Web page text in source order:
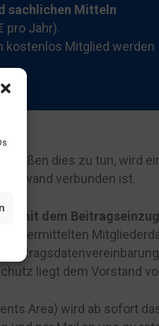
sachlichen Mitteln
pro Jahr).
kostenlos Mitglied werden
dies zu tun, wird
verbunden ist.
mit dem
übermittelten
liegt dem Vorstand
Area) wird ab sofort